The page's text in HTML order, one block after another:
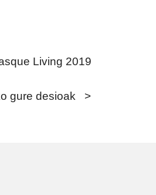
Living 2019
gure desioak >